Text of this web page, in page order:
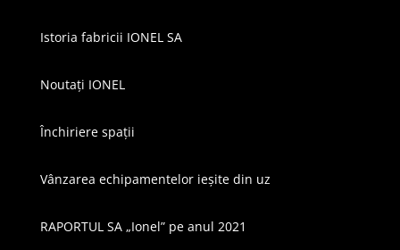
Istoria fabricii IONEL SA
Noutați IONEL
Închiriere spații
Vânzarea echipamentelor ieșite din uz
RAPORTUL SA „Ionel” pe anul 2021